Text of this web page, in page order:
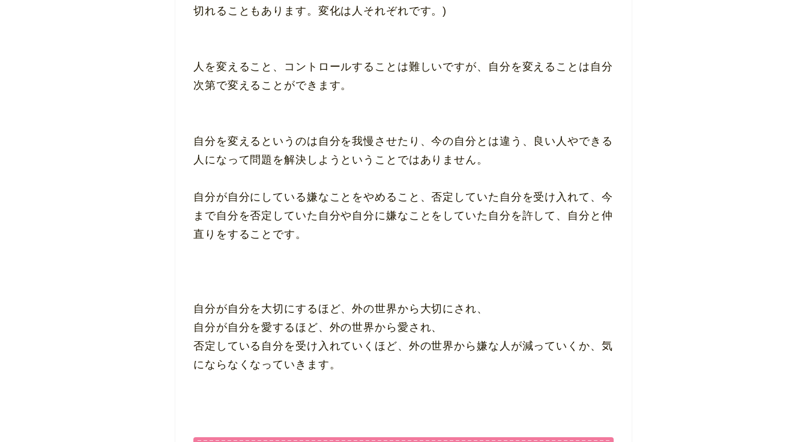
切れることもあります。変化は人それぞれです。)
人を変えること、コントロールすることは難しいですが、自分を変えることは自分
次第で変えることができます。
自分を変えるというのは自分を我慢させたり、今の自分とは違う、良い人やできる
人になって問題を解決しようということではありません。
自分が自分にしている嫌なことをやめること、否定していた自分を受け入れて、今
まで自分を否定していた自分や自分に嫌なことをしていた自分を許して、自分と仲
直りをすることです。
自分が自分を大切にするほど、外の世界から大切にされ、
自分が自分を愛するほど、外の世界から愛され、
否定している自分を受け入れていくほど、外の世界から嫌な人が減っていくか、気
にならなくなっていきます。